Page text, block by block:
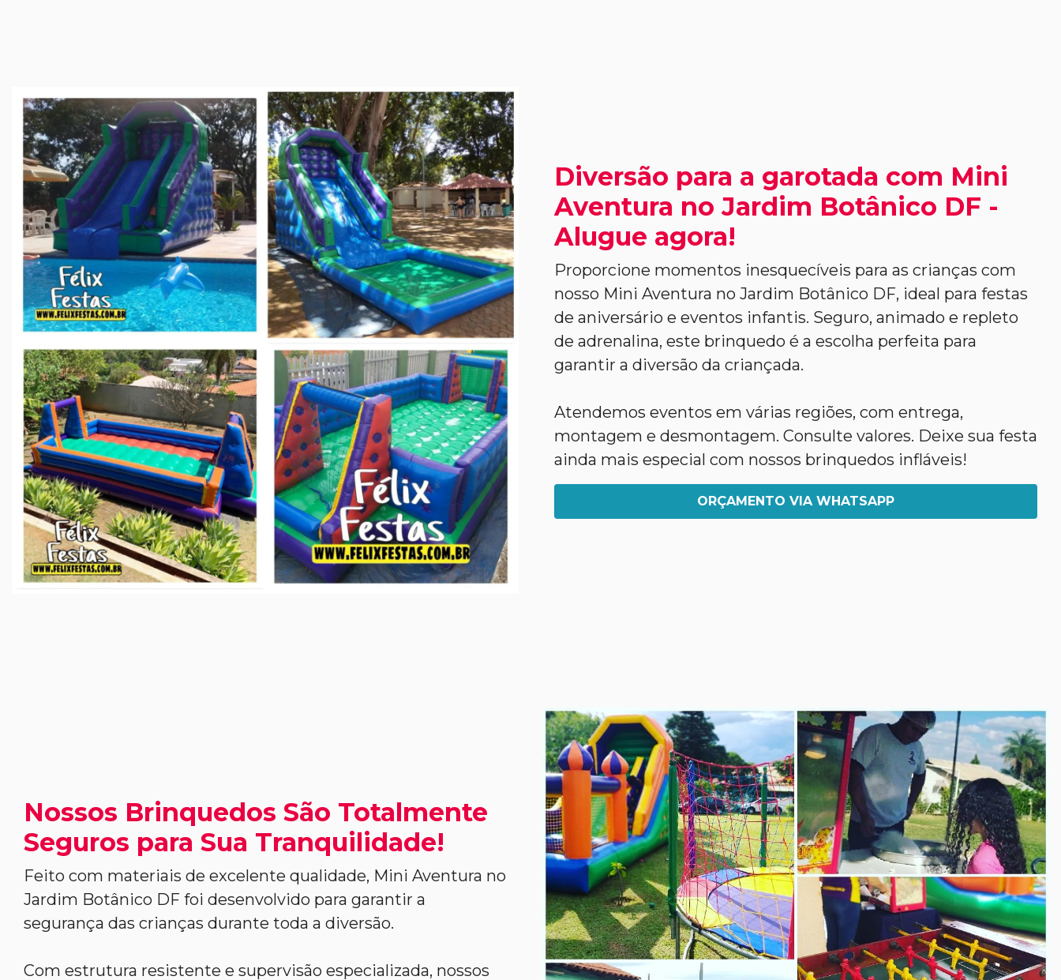
Diversão para a garotada com Mini
Aventura no Jardim Botânico DF -
Alugue agora!
Proporcione momentos inesquecíveis para as crianças com
nosso Mini Aventura no Jardim Botânico DF, ideal para festas
de aniversário e eventos infantis. Seguro, animado e repleto
de adrenalina, este brinquedo é a escolha perfeita para
garantir a diversão da criançada.
Atendemos eventos em várias regiões, com entrega,
montagem e desmontagem. Consulte valores. Deixe sua festa
ainda mais especial com nossos brinquedos infláveis!
ORÇAMENTO VIA WHATSAPP
Nossos Brinquedos São Totalmente
Seguros para Sua Tranquilidade!
Feito com materiais de excelente qualidade, Mini Aventura no
Jardim Botânico DF foi desenvolvido para garantir a
segurança das crianças durante toda a diversão.
Com estrutura resistente e supervisão especializada, nossos